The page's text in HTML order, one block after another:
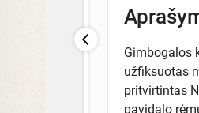
Gimbogalos
užfiksuotas
pritvirtintas
pavidalo